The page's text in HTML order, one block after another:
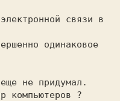
связи в
одинаковое
не придумал.
компьютеров ?